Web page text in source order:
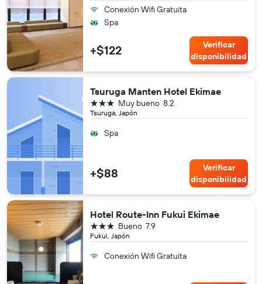
Conexión Wifi Gratuita
Spa
+$122
Verificar
disponibilidad
Tsuruga Manten Hotel Ekimae
Tsuruga, Japón
8.2
Muy bueno
3 estrellas
Spa
+$88
Verificar
disponibilidad
Hotel Route-Inn Fukui Ekimae
Fukui, Japón
7.9
Bueno
3 estrellas
Conexión Wifi Gratuita